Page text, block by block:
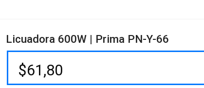
Licuadora 600W | Prima PN-Y-66
$61,80